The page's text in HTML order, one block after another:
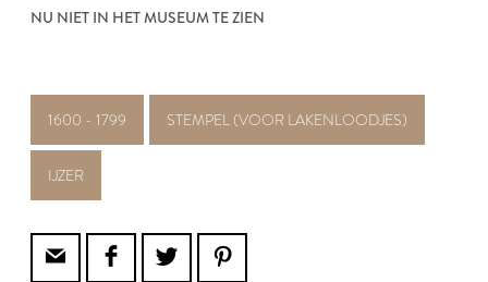
NU NIET IN HET MUSEUM TE ZIEN
1600 - 1799 STEMPEL (VOOR LAKENLOODJES)
IJZER